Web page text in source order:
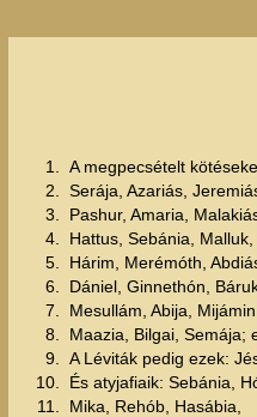
1.
A megpecsételt
2.
Serája, Azariás,
3.
Pashur, Amaria,
4.
Hattus, Sebánia, Malluk,
5.
Hárim, Merémóth,
6.
Dániel, Ginnethón,
7.
Mesullám, Abija, Mijámin,
8.
Maazia, Bilgai, Semája;
9.
A Léviták pedig ezek:
10.
És atyjafiaik: Sebánia,
11.
Mika, Rehób, Hasábia,